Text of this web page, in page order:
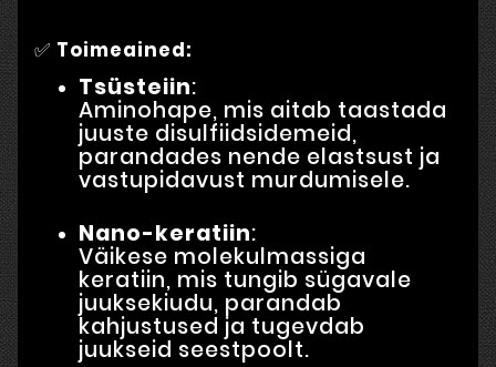
✅ Toimeained:
Tsüsteiin:
Aminohape, mis aitab taastada
juuste disulfiidsidemeid,
parandades nende elastsust ja
vastupidavust murdumisele.
Nano-keratiin:
Väikese molekulmassiga
keratiin, mis tungib sügavale
juuksekiudu, parandab
kahjustused ja tugevdab
juukseid seestpoolt.